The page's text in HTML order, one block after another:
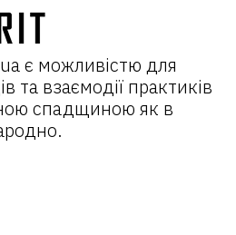
є можливістю для
та взаємодії практиків
спадщиною як в